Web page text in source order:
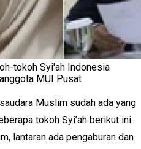
tokoh Syi'ah Indonesia
MUI Pusat
Muslim sudah ada yang
tokoh Syi’ah berikut ini.
lantaran ada pengaburan dan